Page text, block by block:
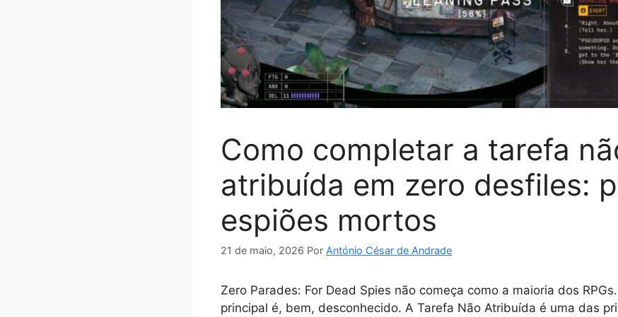
Como completar a tarefa
atribuída em zero desfiles:
espiões mortos
21 de maio, 2026 Por António César de Andrade
Zero Parades: For Dead Spies não começa como a maioria dos
principal é, bem, desconhecido. A Tarefa Não Atribuída é uma das